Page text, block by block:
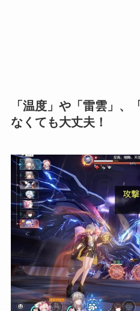
「温度」や「雷雲」、
なくても大丈夫！